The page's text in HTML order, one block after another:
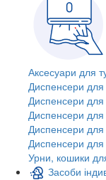
Аксесуари для
Диспенсери для
Диспенсери для
Диспенсери для
Диспенсери для
Диспенсери для
Урни, кошики
Засоби